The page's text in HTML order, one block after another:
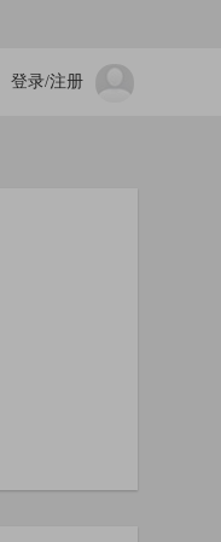
登录/注册